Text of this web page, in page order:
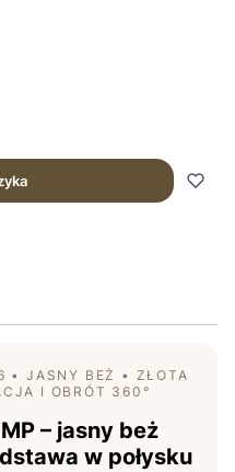
• JASNY BEŻ • ZŁOTA
I OBRÓT 360°
– jasny beż
w połysku